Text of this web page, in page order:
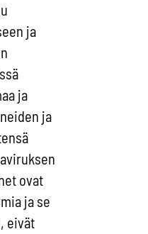
ja
ja
ja
ovat
ja se
eivät